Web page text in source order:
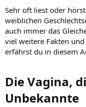
n
u
n
g
d
Sehr oft liest oder
weiblichen
auch immer das
viel weitere Fakten
erfährst du in diesem
Die Vagina,
Unbekannte​